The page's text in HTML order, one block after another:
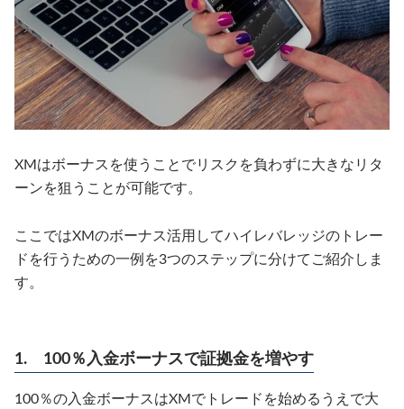
XMはボーナスを使うことでリスクを負わずに大きなリタ
ーンを狙うことが可能です。
ここではXMのボーナス活用してハイレバレッジのトレー
ドを行うための一例を3つのステップに分けてご紹介しま
す。
1. 100％入金ボーナスで証拠金を増やす
100％の入金ボーナスはXMでトレードを始めるうえで大